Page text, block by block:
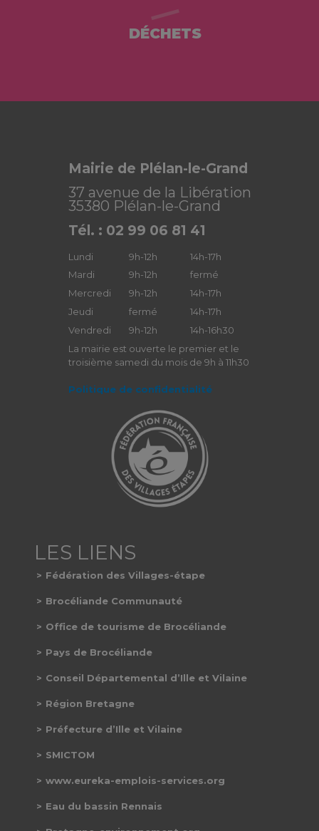
DÉCHETS
Mairie de Plélan-le-Grand
37 avenue de la Libération
35380 Plélan-le-Grand
Tél. : 02 99 06 81 41
Lundi 9h-12h
14h-17h
Mardi
9h-12h
fermé
Mercredi
9h-12h
14h-17h
Jeudi
fermé
14h-17h
Vendredi
9h-12h
14h-16h30
La mairie est ouverte le premier et le
troisième samedi du mois de 9h à 11h30
Politique de confidentialité
Fédération des Villages-étape
Brocéliande Communauté
Office de tourisme de Brocéliande
Pays de Brocéliande
Conseil Départemental d’Ille et Vilaine
Région Bretagne
Préfecture d’Ille et Vilaine
SMICTOM
www.eureka-emplois-services.org
Eau du bassin Rennais